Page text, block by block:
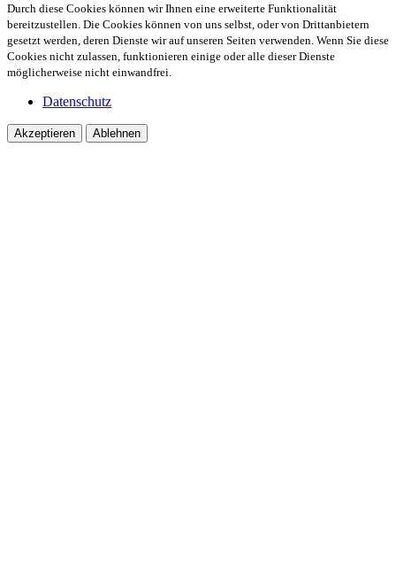
Durch diese Cookies können wir Ihnen eine erweiterte Funktionalität
bereitzustellen. Die Cookies können von uns selbst, oder von Drittanbietern
gesetzt werden, deren Dienste wir auf unseren Seiten verwenden. Wenn Sie diese
Cookies nicht zulassen, funktionieren einige oder alle dieser Dienste
möglicherweise nicht einwandfrei.
Datenschutz
Akzeptieren Ablehnen